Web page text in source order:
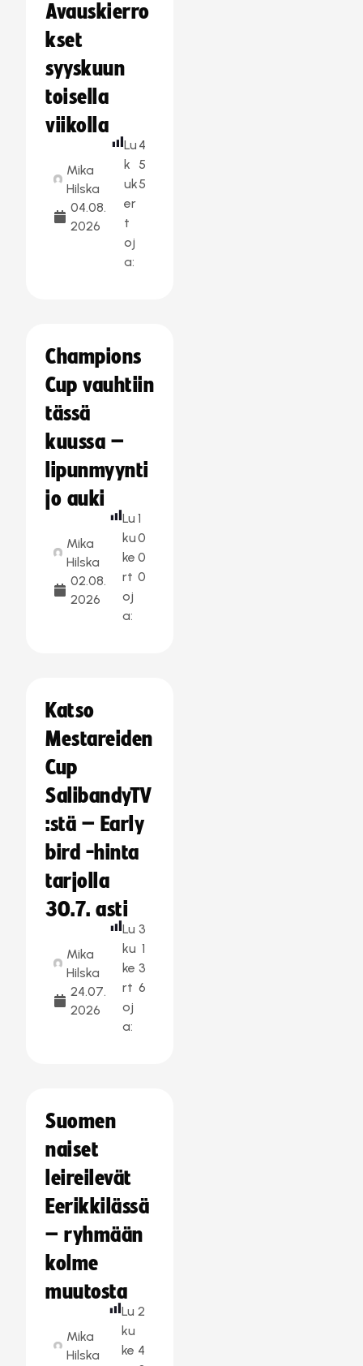
Avauskierro
kset
syyskuun
toisella
viikolla
Mika
Hilska
04.08.
2026
Lu
k
uk
er
t
oj
a:
4
5
5
Champions
Cup vauhtiin
tässä
kuussa –
lipunmyynti
jo auki
Mika
Hilska
02.08.
2026
Lu
ku
ke
rt
oj
a:
1
0
0
0
Katso
Mestareiden
Cup
SalibandyTV
:stä – Early
bird -hinta
tarjolla
30.7. asti
Mika
Hilska
24.07.
2026
Lu
ku
ke
rt
oj
a:
3
1
3
6
Suomen
naiset
leireilevät
Eerikkilässä
– ryhmään
kolme
muutosta
Mika
Hilska
Lu
ku
ke
2
4